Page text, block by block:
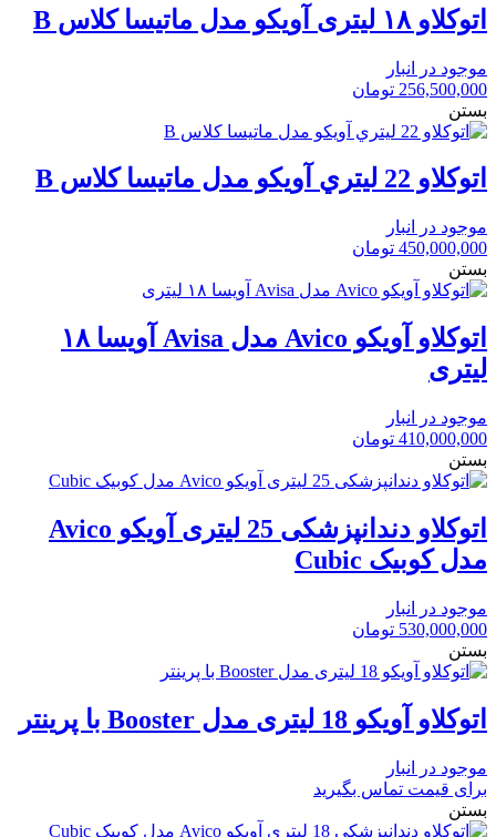
اتوكلاو ١٨ ليتری آویکو مدل ماتيسا كلاس B
موجود در انبار
256,500,000 تومان
بستن
اتوكلاو 22 ليتري آویکو مدل ماتيسا كلاس B
موجود در انبار
450,000,000 تومان
بستن
اتوکلاو آویکو Avico مدل Avisa آویسا ۱۸
لیتری
موجود در انبار
410,000,000 تومان
بستن
اتوکلاو دندانپزشکی 25 لیتری آویکو Avico
مدل کوبیک Cubic
موجود در انبار
530,000,000 تومان
بستن
اتوکلاو آویکو 18 لیتری مدل Booster با پرینتر
موجود در انبار
برای قیمت تماس بگیرید
بستن